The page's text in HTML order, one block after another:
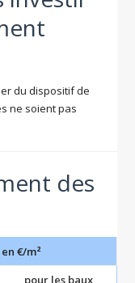
du dispositif de
ne soient pas
des
€/m²
pour les baux